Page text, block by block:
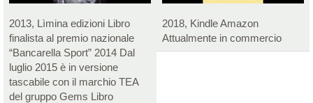
2013, Lìmina edizioni Libro
finalista al premio nazionale
“Bancarella Sport” 2014 Dal
luglio 2015 è in versione
tascabile con il marchio TEA
del gruppo Gems Libro
2018, Kindle Amazon
Attualmente in commercio